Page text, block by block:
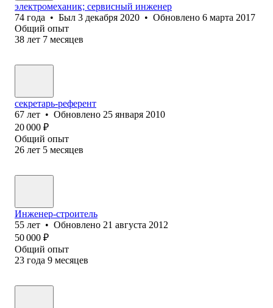
электромеханик; сервисный инженер
74 года • Был 3 декабря 2020 • Обновлено 6 марта 2017
Общий опыт
38 лет 7 месяцев
секретарь-референт
67 лет • Обновлено 25 января 2010
20 000 ₽
Общий опыт
26 лет 5 месяцев
Инженер-строитель
55 лет • Обновлено 21 августа 2012
50 000 ₽
Общий опыт
23 года 9 месяцев